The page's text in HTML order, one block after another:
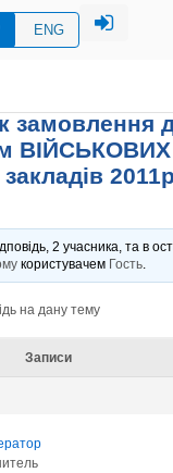
ENG
замовлення
ВІЙСЬКОВИХ
2011р
2 учасника, та в
користувачем Гость.
на дану тему
Записи